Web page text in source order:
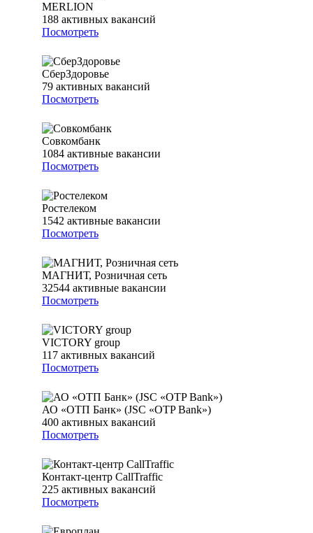
MERLION
188 активных вакансий
Посмотреть
СберЗдоровье
79 активных вакансий
Посмотреть
Совкомбанк
1084 активные вакансии
Посмотреть
Ростелеком
1542 активные вакансии
Посмотреть
МАГНИТ, Розничная сеть
32544 активные вакансии
Посмотреть
VICTORY group
117 активных вакансий
Посмотреть
АО «ОТП Банк» (JSC «OTP Bank»)
400 активных вакансий
Посмотреть
Контакт-центр CallTraffic
225 активных вакансий
Посмотреть